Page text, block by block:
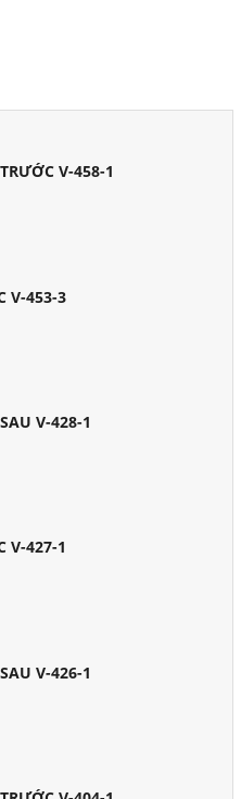
V-458-1
V-453-3
V-428-1
V-427-1
V-426-1